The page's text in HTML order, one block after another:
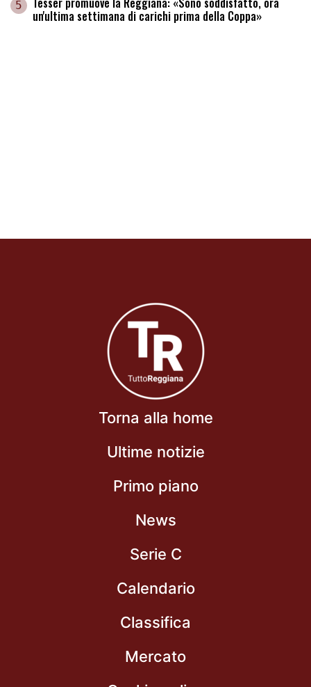
5
un'ultima settimana di carichi prima della Coppa»
Torna alla home
Ultime notizie
Primo piano
News
Serie C
Calendario
Classifica
Mercato